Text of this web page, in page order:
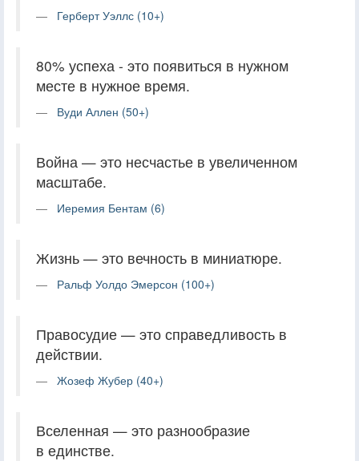
Герберт Уэллс (10+)
80% успеха - это появиться в нужном
месте в нужное время.
Вуди Аллен (50+)
Война — это несчастье в увеличенном
масштабе.
Иеремия Бентам (6)
Жизнь — это вечность в миниатюре.
Ральф Уолдо Эмерсон (100+)
Правосудие — это справедливость в
действии.
Жозеф Жубер (40+)
Вселенная — это разнообразие
в единстве.